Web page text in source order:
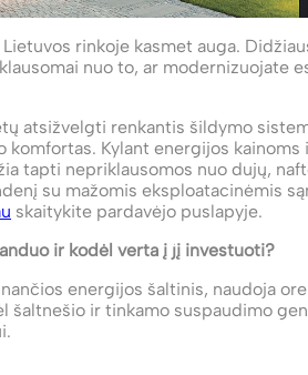
rinkoje kasmet auga.
nuo to, ar modernizuojate
atsižvelgti renkantis šildymo
komfortas. Kylant energijos
tapti nepriklausomos nuo dujų,
su mažomis eksploatacinėmis
skaitykite pardavėjo puslapyje.
ir kodėl verta į jį investuoti?
energijos šaltinis, naudoja
šaltnešio ir tinkamo suspaudimo